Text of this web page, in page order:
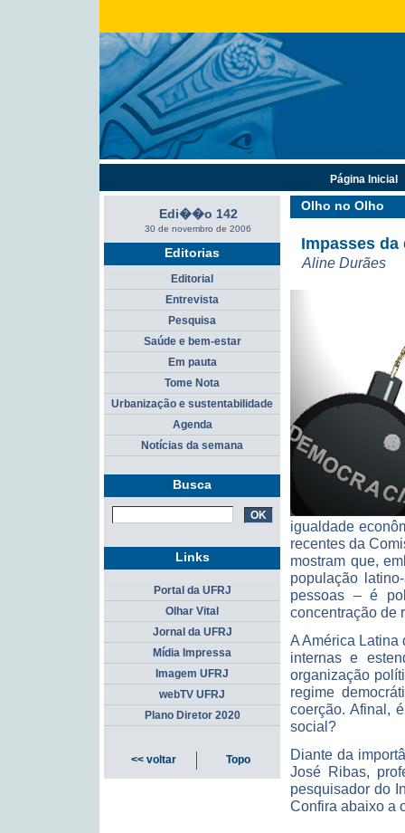
Olho no Olho
Impasses da
Aline Durães
igualdade
recentes da
mostram que,
população
pessoas – é
concentração de
A América Latina
internas e
organização
regime
coerção. Afinal,
social?
Diante da
José Ribas,
pesquisador do
Confira abaixo a
Edi��o 142
30 de novembro de 2006
Editorias
Editorial
Entrevista
Pesquisa
Saúde e bem-estar
Em pauta
Tome Nota
Urbanização e sustentabilidade
Agenda
Notícias da semana
Busca
Página Inicial
Links
Portal da UFRJ
Olhar Vital
Jornal da UFRJ
Mídia Impressa
Imagem UFRJ
webTV UFRJ
Plano Diretor 2020
<< voltar Topo